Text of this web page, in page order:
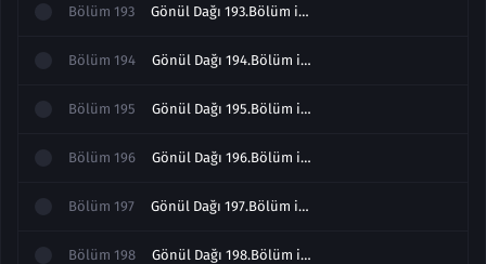
Bölüm 193 Gönül Dağı 193.Bölüm izle
Bölüm 194 Gönül Dağı 194.Bölüm izle
Bölüm 195 Gönül Dağı 195.Bölüm izle
Bölüm 196 Gönül Dağı 196.Bölüm izle
Bölüm 197 Gönül Dağı 197.Bölüm izle
Bölüm 198 Gönül Dağı 198.Bölüm izle